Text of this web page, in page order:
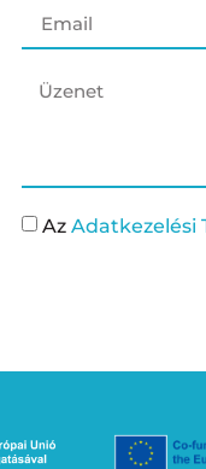
Az Adatkezelési